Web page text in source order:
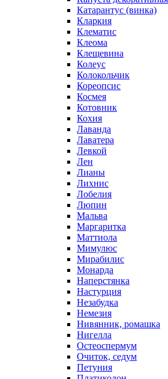
Катарантус (винка)
Кларкия
Клематис
Клеома
Клещевина
Колеус
Колокольчик
Кореопсис
Космея
Котовник
Кохия
Лаванда
Лаватера
Левкой
Лен
Лианы
Лихнис
Лобелия
Люпин
Мальва
Маргаритка
Маттиола
Мимулюс
Мирабилис
Монарда
Наперстянка
Настурция
Незабудка
Немезия
Нивянник, ромашка
Нигелла
Остеоспермум
Очиток, седум
Петуния